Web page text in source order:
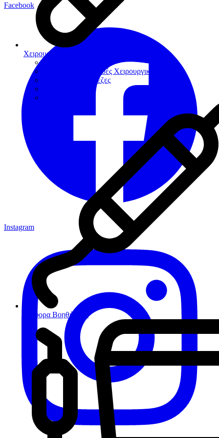
Χειρουργική
Βοηθήματα-Συσκευές Χειρουργικής
Χειρουργικές Φρέζες
Διάφορα Βοηθήματα
Facebook
Instagram